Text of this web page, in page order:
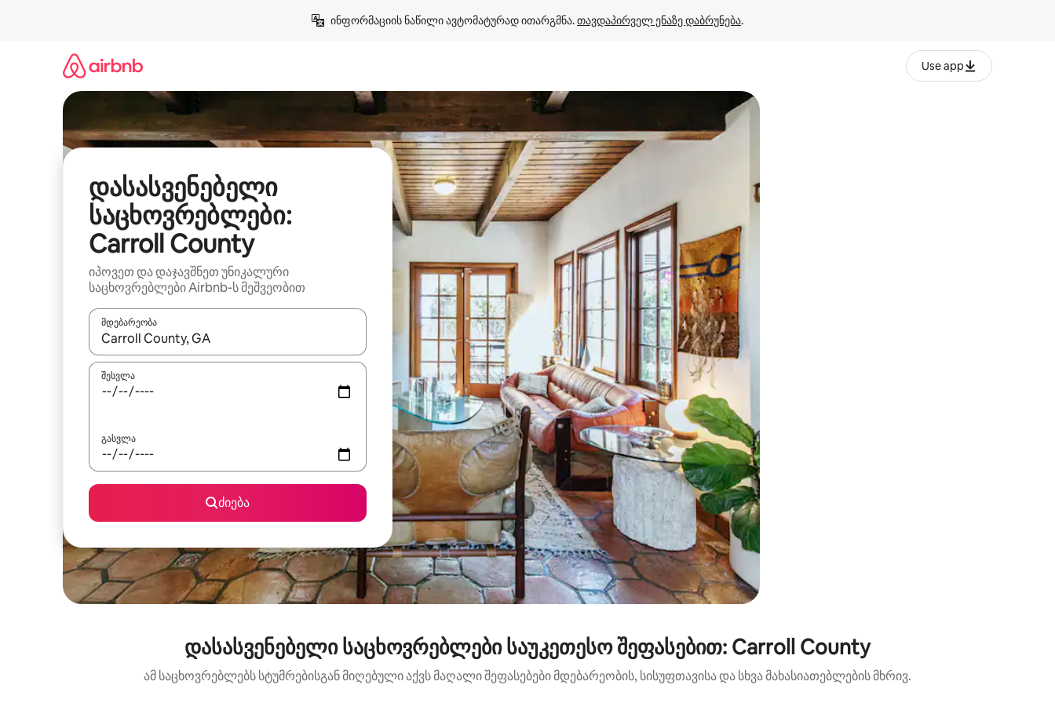
ინფორმაციის ნაწილი ავტომატურად ითარგმნა. თავდაპირველ ენაზე დაბრუნება.
Use app
დასასვენებელი
საცხოვრებლები:
Carroll County
იპოვეთ და დაჯავშნეთ უნიკალური
საცხოვრებლები Airbnb-ს მეშვეობით
მდებარეობა
როცა შედეგები ხელმისაწვდომი გახდება, ნავიგაციისთვის გამოიყენეთ კლავიშები ზემოთ/ქვემოთ მიმართული ისრებით ან შეხებისა თუ თითის გასმის ჟესტები.
შესვლა
გასვლა
ძიება
დასასვენებელი საცხოვრებლები საუკეთესო შეფასებით: Carroll County
ამ საცხოვრებლებს სტუმრებისგან მიღებული აქვს მაღალი შეფასებები მდებარეობის, სისუფთავისა და სხვა მახასიათებლების მხრივ.